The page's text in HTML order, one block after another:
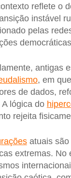
reflete o
instável
pelas
antigas
, em
de dados,
lógica do
rejeita
atuais são
extremas. No